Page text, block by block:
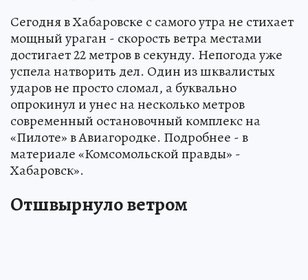
Сегодня в Хабаровске с самого утра не стихает
мощный ураган - скорость ветра местами
достигает 22 метров в секунду. Непогода уже
успела натворить дел. Один из шквалистых
ударов не просто сломал, а буквально
опрокинул и унес на несколько метров
современный остановочный комплекс на
«Пилоте» в Авиагородке. Подробнее - в
материале «Комсомольской правды» -
Хабаровск».
Отшвырнуло ветром